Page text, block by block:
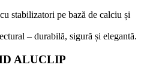
stabilizatori pe bază de calciu și
– durabilă, sigură și elegantă.
ALUCLIP